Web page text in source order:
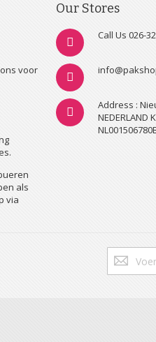
voor
als
via
Our Stores
Call Us 026-
Address :
NEDERLAND
Abonneer
op